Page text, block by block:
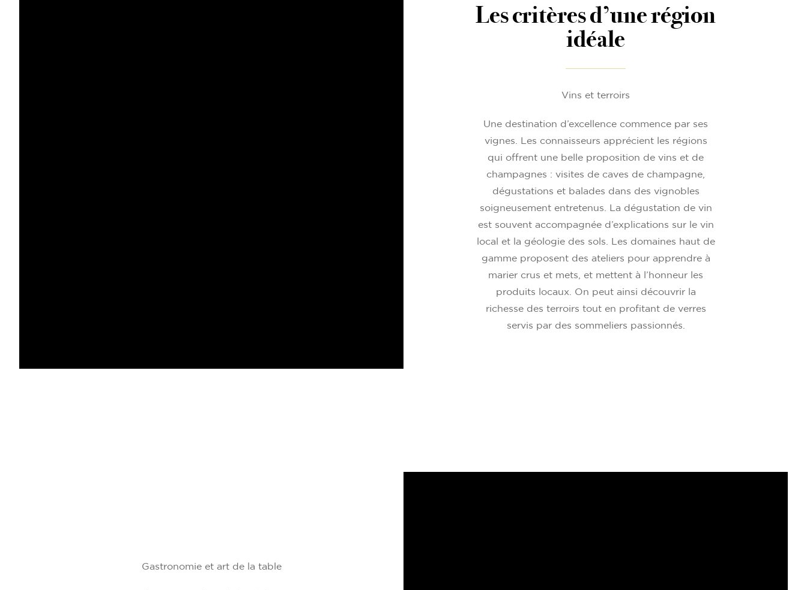
Les critères d’une région
idéale
Vins et terroirs
Une destination d’excellence commence par ses
vignes. Les connaisseurs apprécient les régions
qui offrent une belle proposition de vins et de
champagnes : visites de caves de champagne,
dégustations et balades dans des vignobles
soigneusement entretenus. La dégustation de vin
est souvent accompagnée d’explications sur le vin
local et la géologie des sols. Les domaines haut de
gamme proposent des ateliers pour apprendre à
marier crus et mets, et mettent à l’honneur les
produits locaux. On peut ainsi découvrir la
richesse des terroirs tout en profitant de verres
servis par des sommeliers passionnés.
Gastronomie et art de la table